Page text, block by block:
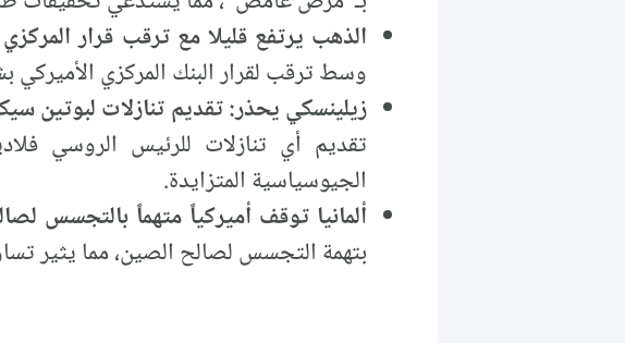
الذهب يرتفع قليلا مع ترقب قرار
وسط ترقب لقرار البنك المركزي الأميركي
زيلينسكي يحذر: تقديم تنازلات لبوتين
تقديم أي تنازلات للرئيس الروسي
الجيوسياسية المتزايدة.
ألمانيا توقف أميركياً متهماً بالتجسس
بتهمة التجسس لصالح الصين، مما يثير